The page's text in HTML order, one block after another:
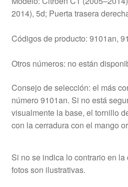
2014), 5d; Puerta trasera
Códigos de producto: 9101an,
Otros números: no están
Consejo de selección: el más
número 9101an. Si no está
visualmente la base, el tornillo
con la cerradura con el mango
Si no se indica lo contrario en
fotos son ilustrativas.